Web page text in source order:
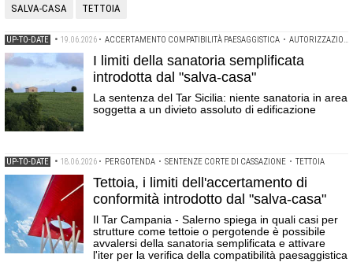
SALVA-CASA
TETTOIA
UP-TO-DATE • 19.06.2026 • ACCERTAMENTO COMPATIBILITÀ PAESAGGISTICA • AUTORIZZAZIONE PAESAGGISTICA
I limiti della sanatoria semplificata
introdotta dal "salva-casa"
La sentenza del Tar Sicilia: niente sanatoria in area
soggetta a un divieto assoluto di edificazione
UP-TO-DATE • 18.06.2026 • PERGOTENDA • SENTENZE CORTE DI CASSAZIONE • TETTOIA
Tettoia, i limiti dell'accertamento di
conformità introdotto dal "salva-casa"
Il Tar Campania - Salerno spiega in quali casi per
strutture come tettoie o pergotende è possibile
avvalersi della sanatoria semplificata e attivare
l'iter per la verifica della compatibilità paesaggistica